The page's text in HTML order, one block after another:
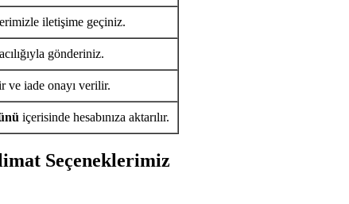
iletişime geçiniz.
gönderiniz.
ve iade onayı verilir.
içerisinde hesabınıza aktarılır.
Seçeneklerimiz